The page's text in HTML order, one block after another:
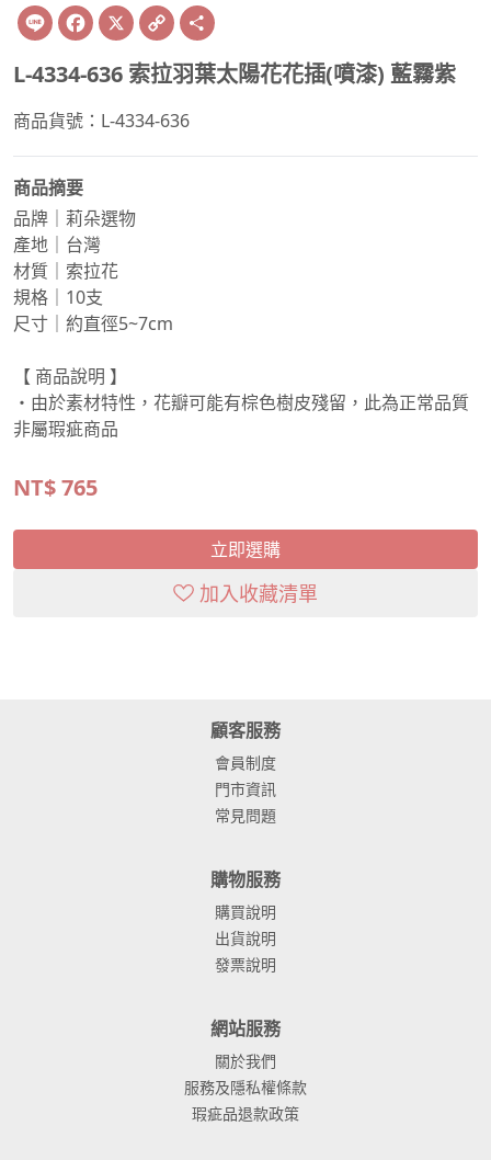
Line Facebook
X Copy
Link
L-4334-636 索拉羽葉太陽花花插(噴漆) 藍霧紫
商品貨號：L-4334-636
商品摘要
品牌｜莉朵選物
產地｜台灣
材質｜索拉花
規格｜10支
尺寸｜約直徑5~7cm
【 商品說明 】
・由於素材特性，花瓣可能有棕色樹皮殘留，此為正常品質
非屬瑕疵商品
NT$765
立即選購
加入收藏清單
顧客服務
會員制度
門市資訊
常見問題
購物服務
購買說明
出貨說明
發票說明
網站服務
關於我們
服務及隱私權條款
瑕疵品退款政策